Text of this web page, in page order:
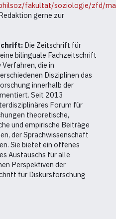
fakultat/soziologie/zfd/
gerne zur
Die Zeitschrift für
bilinguale Fachzeitschrift
die in
Disziplinen das
innerhalb der
Seit 2013
Forum für
theoretische,
und empirische Beiträge
der Sprachwissenschaft
Sie bietet ein offenes
Austauschs für alle
Perspektiven der
für Diskursforschung